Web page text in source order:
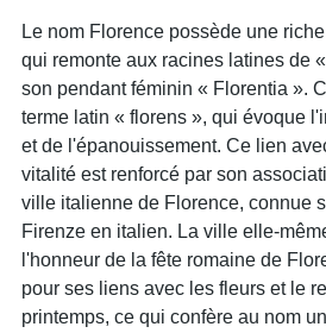
Le nom Florence possède une
qui remonte aux racines latines de
son pendant féminin « Florentia ».
terme latin « florens », qui évoque
et de l'épanouissement. Ce lien
vitalité est renforcé par son
ville italienne de Florence, connue
Firenze en italien. La ville elle-
l'honneur de la fête romaine de
pour ses liens avec les fleurs et le
printemps, ce qui confère au nom